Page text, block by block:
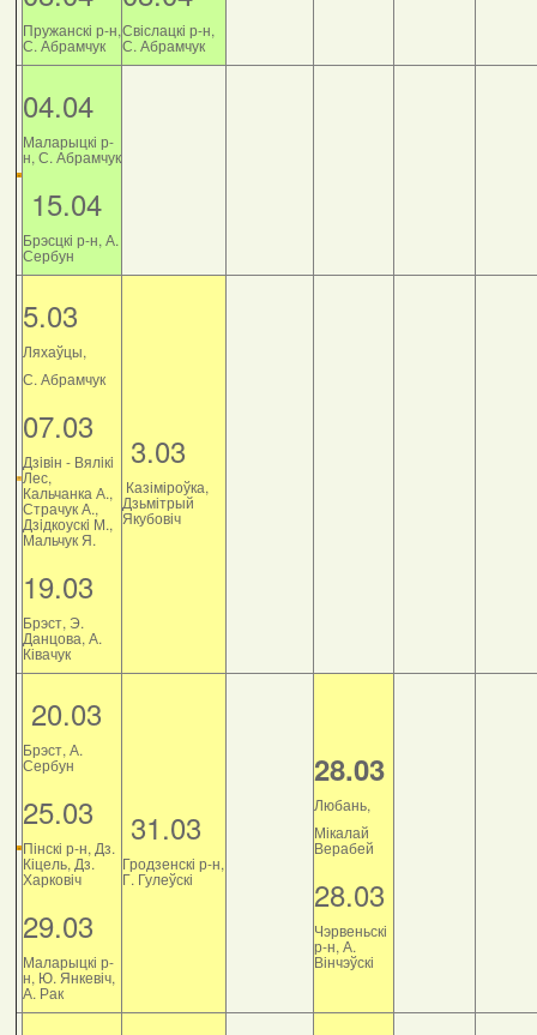
Пружанскі р-н,
С. Абрамчук
Свіслацкі р-н,
С. Абрамчук
04.04
Маларыцкі р-
н, С. Абрамчук
15.04
Брэсцкі р-н, А.
Сербун
5.03
Ляхаўцы,
С. Абрамчук
07.03
Дзiвiн - Вялiкi
Лес,
Кальчанка А.,
Страчук А.,
Дзiдкоускi М.,
Мальчук Я.
19.03
Брэст, Э.
Данцова, А.
Ківачук
3.03
Казіміроўка,
Дзьмітрый
Якубовіч
20.03
Брэст, А.
Сербун
25.03
Пінскі р-н, Дз.
Кіцель, Дз.
Харковіч
29.03
Маларыцкі р-
н, Ю. Янкевіч,
А. Рак
31.03
Гродзенскі р-н,
Г. Гулеўскі
28.03
Любань,
Мікалай
Верабей
28.03
Чэрвеньскі
р-н, А.
Вінчэўскі